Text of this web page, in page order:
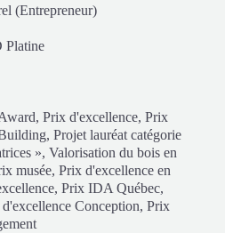
(Entrepreneur)
Platine
Prix d'excellence, Prix
Projet lauréat catégorie
», Valorisation du bois en
musée, Prix d'excellence en
Prix IDA Québec,
Conception, Prix